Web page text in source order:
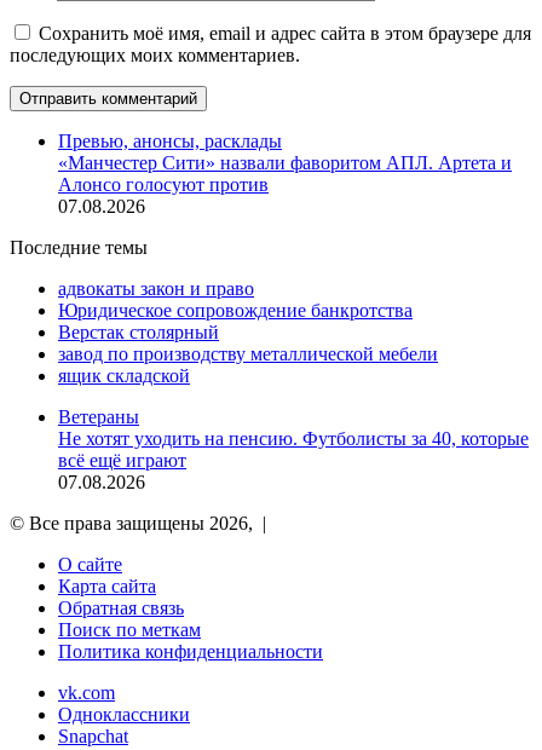
Сохранить моё имя, email и адрес сайта в этом браузере для
последующих моих комментариев.
Превью, анонсы, расклады
«Манчестер Сити» назвали фаворитом АПЛ. Артета и
Алонсо голосуют против
07.08.2026
Последние темы
адвокаты закон и право
Юридическое сопровождение банкротства
Верстак столярный
завод по производству металлической мебели
ящик складской
Ветераны
Не хотят уходить на пенсию. Футболисты за 40, которые
всё ещё играют
07.08.2026
© Все права защищены 2026, |
О сайте
Карта сайта
Обратная связь
Поиск по меткам
Политика конфиденциальности
vk.com
Одноклассники
Snapchat